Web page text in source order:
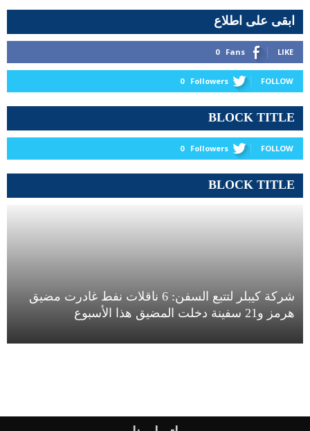
ابقى على اطلاع
0 Fans LIKE
0 Followers FOLLOW
BLOCK TITLE
0 Followers FOLLOW
BLOCK TITLE
شركة كيبلر لتتبع السفن: 6 ناقلات نفط غادرت مضيق
هرمز و21 سفينة دخلت المضيق هذا الأسبوع